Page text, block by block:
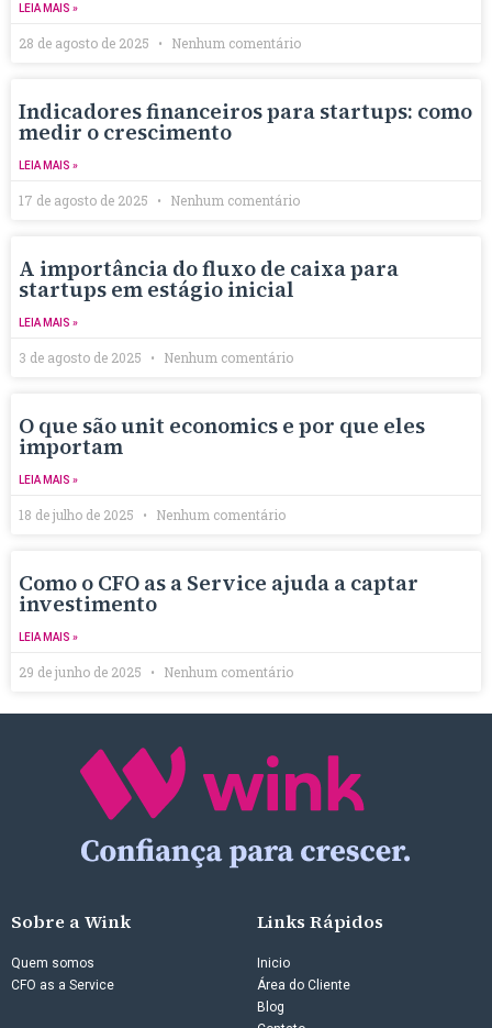
LEIA MAIS »
28 de agosto de 2025 Nenhum comentário
Indicadores financeiros para startups: como
medir o crescimento
LEIA MAIS »
17 de agosto de 2025 Nenhum comentário
A importância do fluxo de caixa para
startups em estágio inicial
LEIA MAIS »
3 de agosto de 2025 Nenhum comentário
O que são unit economics e por que eles
importam
LEIA MAIS »
18 de julho de 2025 Nenhum comentário
Como o CFO as a Service ajuda a captar
investimento
LEIA MAIS »
29 de junho de 2025 Nenhum comentário
Sobre a Wink
Quem somos
CFO as a Service
Links Rápidos
Inicio
Área do Cliente
Blog